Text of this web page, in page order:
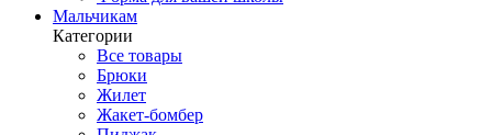
Мальчикам
Категории
Все товары
Брюки
Жилет
Жакет-бомбер